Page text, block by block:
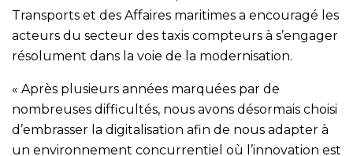
Transports et des Affaires maritimes a encouragé les
acteurs du secteur des taxis compteurs à s’engager
résolument dans la voie de la modernisation.
« Après plusieurs années marquées par de
nombreuses difficultés, nous avons désormais choisi
d’embrasser la digitalisation afin de nous adapter à
un environnement concurrentiel où l’innovation est